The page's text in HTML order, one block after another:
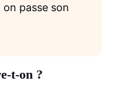
passe son
t-on ?